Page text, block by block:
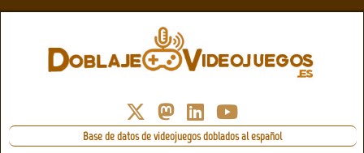
Base de datos de videojuegos doblados al español